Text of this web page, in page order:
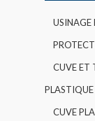
USINAGE
CUVE ET
PLASTIQUE
CUVE